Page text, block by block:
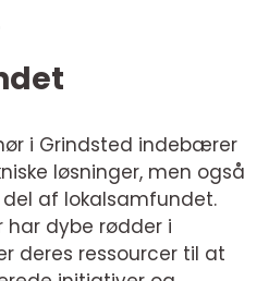
i Grindsted indebærer
løsninger, men også
af lokalsamfundet.
har dybe rødder i
deres ressourcer til at